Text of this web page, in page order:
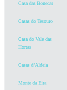
Casa das Bonecas
Casas do Tesouro
Casa do Vale das
Hortas
Casas d’Aldeia
Monte da Eira